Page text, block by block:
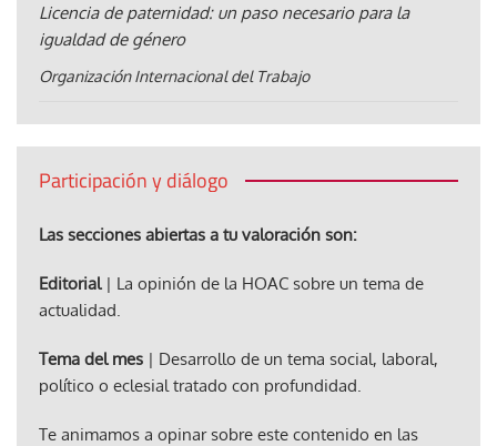
Licencia de paternidad: un paso necesario para la
igualdad de género
Organización Internacional del Trabajo
Participación y diálogo
Las secciones abiertas a tu valoración son:
Editorial| La opinión de la HOAC sobre un tema de
actualidad.
Tema del mes | Desarrollo de un tema social, laboral,
político o eclesial tratado con profundidad.
Te animamos a opinar sobre este contenido en las